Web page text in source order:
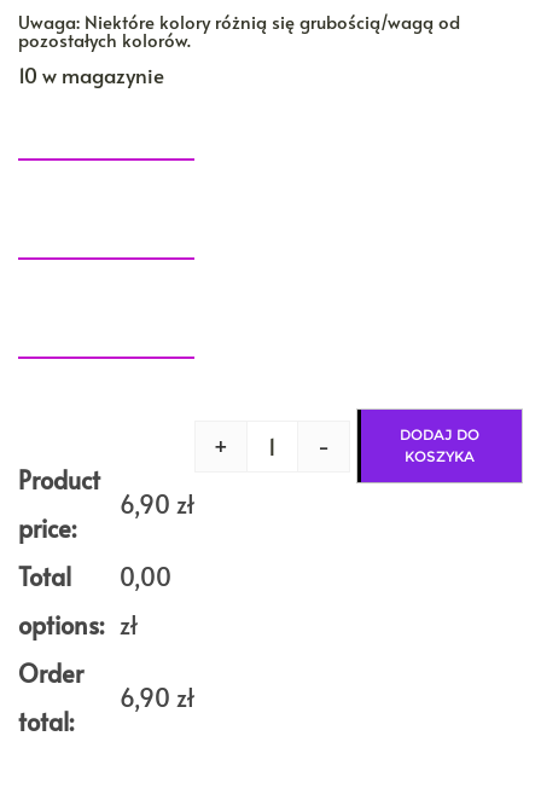
Uwaga: Niektóre kolory różnią się grubością/wagą od
pozostałych kolorów.
10 w magazynie
Product
price:
6,90 zł
Total
options:
0,00
zł
Order
total:
6,90 zł
+
ilość
metalizowana
-
DODAJ DO
KOSZYKA